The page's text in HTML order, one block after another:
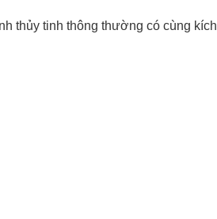
thủy tinh thông thường có cùng kích